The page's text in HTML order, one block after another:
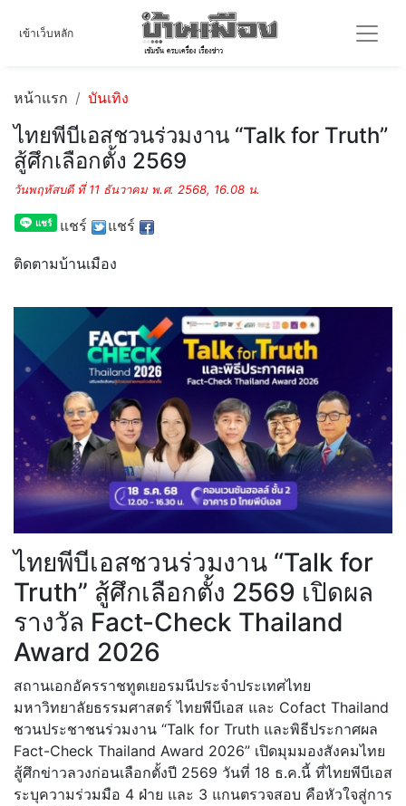
เข้าเว็บหลัก
หน้าแรก บันเทิง
ไทยพีบีเอสชวนร่วมงาน “Talk for Truth”
สู้ศึกเลือกตั้ง 2569
วันพฤหัสบดี ที่ 11 ธันวาคม พ.ศ. 2568, 16.08 น.
แชร์ แชร์
ติดตามบ้านเมือง
ไทยพีบีเอสชวนร่วมงาน “Talk for
Truth” สู้ศึกเลือกตั้ง 2569 เปิดผล
รางวัล Fact-Check Thailand
Award 2026
สถานเอกอัครราชทูตเยอรมนีประจำประเทศไทย
มหาวิทยาลัยธรรมศาสตร์ ไทยพีบีเอส และ Cofact Thailand
ชวนประชาชนร่วมงาน “Talk for Truth และพิธีประกาศผล
Fact-Check Thailand Award 2026” เปิดมุมมองสังคมไทย
สู้ศึกข่าวลวงก่อนเลือกตั้งปี 2569 วันที่ 18 ธ.ค.นี้ ที่ไทยพีบีเอส
ระบุความร่วมมือ 4 ฝ่าย และ 3 แกนตรวจสอบ คือหัวใจสู่การ